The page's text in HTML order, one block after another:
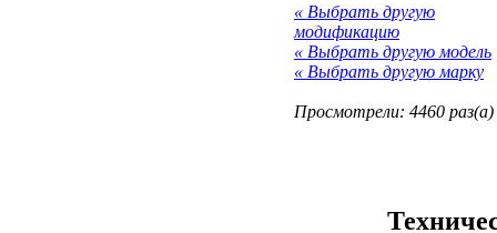
« Выбрать другую
модификацию
« Выбрать другую модель
« Выбрать другую марку
Просмотрели: 4460 раз(а)